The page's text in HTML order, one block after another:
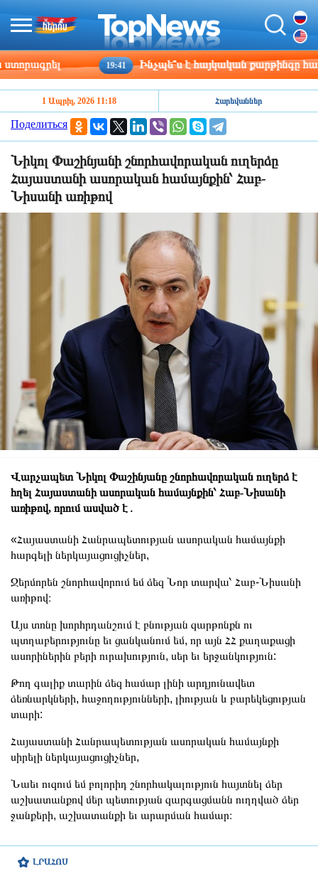
19:41 Ինչպե՞ս է հայկական քարթինգը
ԼՐԱՀՈՍ
1 Ապրիլ, 2026 11:18 Հարեվաններ
Поделиться
Նիկոլ Փաշինյանի շնորհավորական ուղերձը
Հայաստանի ասորական համայնքին՝ Հաբ-
Նիսանի առիթով
Վարչապետ Նիկոլ Փաշինյանը շնորհավորական ուղերձ է
հղել Հայաստանի ասորական համայնքին՝ Հաբ-Նիսանի
առիթով, որում ասված է․
«Հայաստանի Հանրապետության ասորական համայնքի
հարգելի ներկայացուցիչներ,
Ջերմորեն շնորհավորում եմ ձեզ Նոր տարվա՝ Հաբ-Նիսանի
առիթով։
Այս տոնը խորհրդանշում է բնության զարթոնքն ու
պտղաբերությունը եւ ցանկանում եմ, որ այն ՀՀ քաղաքացի
ասորիներին բերի ուրախություն, սեր եւ երջանկություն:
Թող գալիք տարին ձեզ համար լինի արդյունավետ
ձեռնարկների, հաջողությունների, լիության և բարեկեցության
տարի:
Հայաստանի Հանրապետության ասորական համայնքի
սիրելի ներկայացուցիչներ,
Նաեւ ուզում եմ բոլորիդ շնորհակալություն հայտնել ձեր
աշխատանքով մեր պետության զարգացմանն ուղղված ձեր
ջանքերի, աշխատանքի եւ արարման համար։